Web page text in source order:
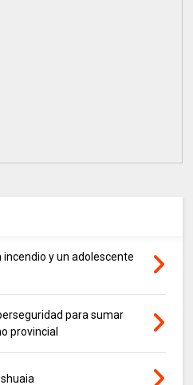
y un adolescente
para sumar
provincial